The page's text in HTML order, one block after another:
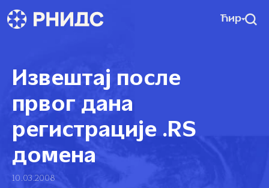
Ћир
Извештај после
првог дана
регистрације .RS
домена
10.03.2008